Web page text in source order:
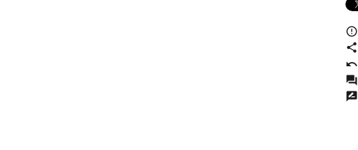
error_outline
share
undo
forum
rate_review